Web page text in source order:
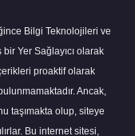
Bilgi Teknolojileri ve
Yer Sağlayıcı olarak
proaktif olarak
Ancak,
taşımakta olup, siteye
Bu internet sitesi,